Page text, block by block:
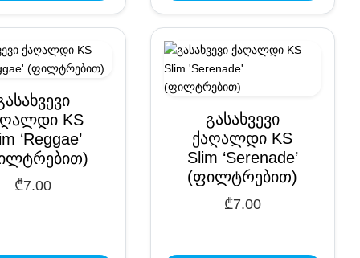
KS
‘Reggae’
₾7.00
გასახვევი
ქაღალდი KS
Slim ‘Serenade’
(ფილტრებით)
₾7.00